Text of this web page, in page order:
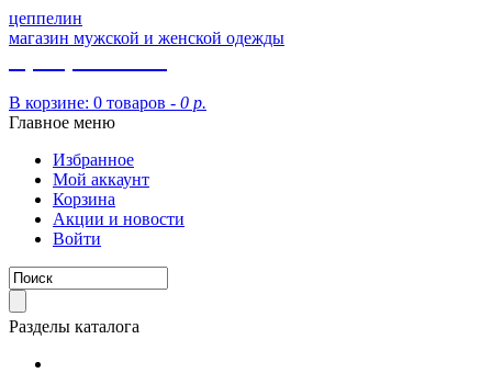
цеппелин
магазин мужской и женской одежды
В корзине: 0 товаров - 0 р.
Главное меню
Избранное
Мой аккаунт
Корзина
Акции и новости
Войти
Разделы каталога